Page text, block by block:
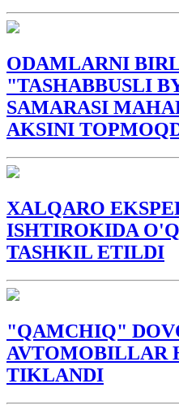
ODAMLARNI
"TASHABBUSLI
SAMARASI
AKSINI
XALQARO
ISHTIROKIDA
TASHKIL ETILDI
"QAMCHIQ"
AVTOMOBILLAR
TIKLANDI